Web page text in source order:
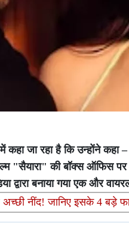
जा रहा है कि उन्होंने कहा –
"सैयारा" की बॉक्स ऑफिस
द्वारा बनाया गया एक और
नींद! जानिए इसके 4 बड़े